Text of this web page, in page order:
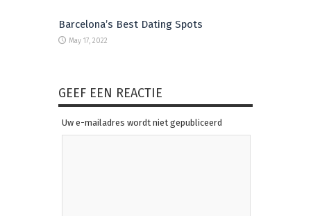
Barcelona’s Best Dating Spots
May 17, 2022
GEEF EEN REACTIE
Uw e-mailadres wordt niet gepubliceerd